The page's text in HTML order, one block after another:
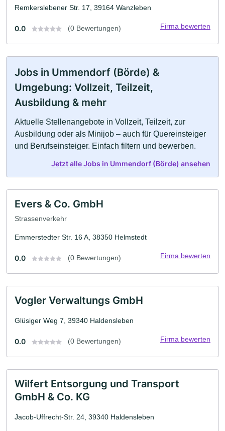
Remkerslebener Str. 17, 39164 Wanzleben
0.0 (0 Bewertungen) Firma bewerten
Jobs in Ummendorf (Börde) &
Umgebung: Vollzeit, Teilzeit,
Ausbildung & mehr
Aktuelle Stellenangebote in Vollzeit, Teilzeit, zur
Ausbildung oder als Minijob – auch für Quereinsteiger
und Berufseinsteiger. Einfach filtern und bewerben.
Jetzt alle Jobs in Ummendorf (Börde) ansehen
Evers & Co. GmbH
Strassenverkehr
Emmerstedter Str. 16 A, 38350 Helmstedt
0.0 (0 Bewertungen) Firma bewerten
Vogler Verwaltungs GmbH
Glüsiger Weg 7, 39340 Haldensleben
0.0 (0 Bewertungen) Firma bewerten
Wilfert Entsorgung und Transport
GmbH & Co. KG
Jacob-Uffrecht-Str. 24, 39340 Haldensleben